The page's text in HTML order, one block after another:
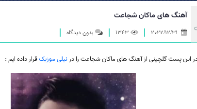
آهنگ های ماکان شجاعت
1343 بدون دیدگاه
این پست گلچینی از آهنگ های ماکان شجاعت را درنیلی موزیکقرار داده ایم :